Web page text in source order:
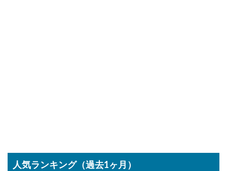
人気ランキング（過去1ヶ月）